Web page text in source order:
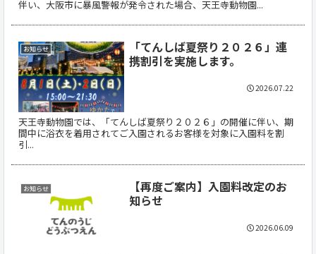
伴い、大阪市に暴風警報が発令された場合、天王寺動物園...
お知らせ
「てんしば夏祭り２０２６」連
携割引を実施します。
天王寺動物園では、「てんしば夏祭り２０２６」の開催に伴い、期
間中に浴衣を着用されてご入園されるお客様を対象に入園料を割
引...
2026.07.22
お知らせ
【再度ご案内】入園料改定のお
知らせ
2026.06.09